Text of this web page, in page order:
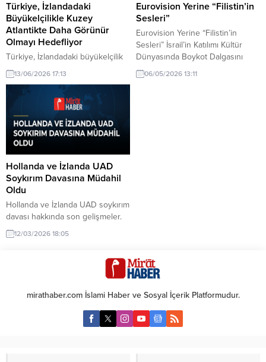
Türkiye, İzlandadaki
Büyükelçilikle Kuzey
Atlantikte Daha Görünür
Olmayı Hedefliyor
Türkiye, İzlandadaki büyükelçilik
hakkında son gelişmeler. Türkiye,
İzlanda'daki büyükelçilik
aracılığıyla Kuzey Atlantik'teki
varlığını artırmayı amaçlıyor. Bu
stratejik adım, bölgedeki
diplomatik ilişkileri güçlendirmeyi
hedefliyor.
13/06/2026 17:13
Eurovision Yerine “Filistin’in
Sesleri”
Eurovision Yerine “Filistin’in
Sesleri” İsrail’in Katılımı Kültür
Dünyasında Boykot Dalgasını
Büyüttü İsrail’in Gazze’ye yönelik
saldırıları nedeniyle dünya
06/05/2026 13:11
Hollanda ve İzlanda UAD
Soykırım Davasına Müdahil
Oldu
Hollanda ve İzlanda UAD soykırım
davası hakkında son gelişmeler.
Hollanda ve İzlanda, Uluslararası
Adalet Divanı'ndaki soykırım
uluslararası hukuk açısından
12/03/2026 18:05
mirathaber.com İslami Haber ve Sosyal İçerik Platformudur.